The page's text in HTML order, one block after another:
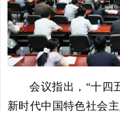
会议指出，“十四
新时代中国特色社会